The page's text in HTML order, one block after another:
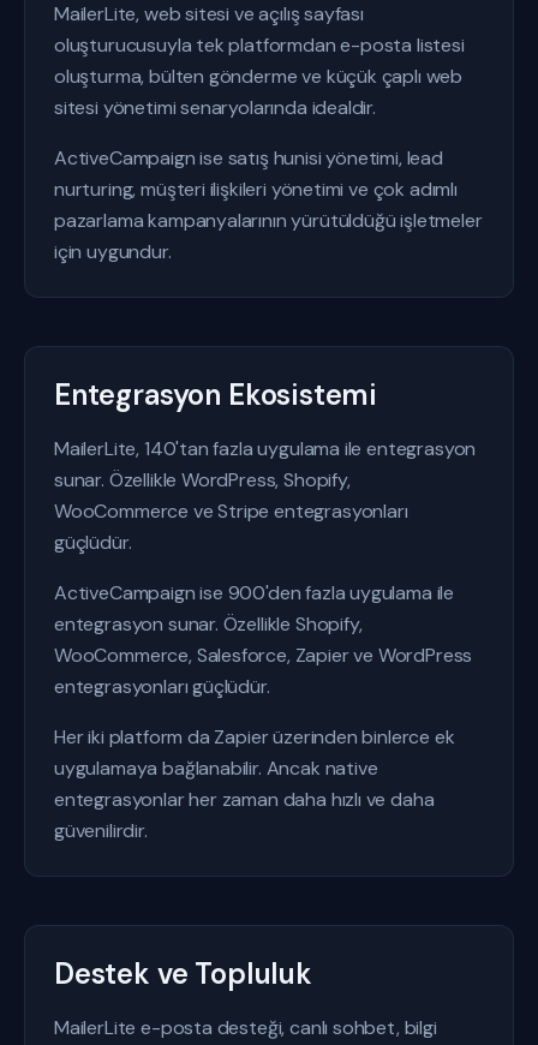
MailerLite, web sitesi ve açılış sayfası
oluşturucusuyla tek platformdan e-posta listesi
oluşturma, bülten gönderme ve küçük çaplı web
sitesi yönetimi senaryolarında idealdir.
ActiveCampaign ise satış hunisi yönetimi, lead
nurturing, müşteri ilişkileri yönetimi ve çok adımlı
pazarlama kampanyalarının yürütüldüğü işletmeler
için uygundur.
Entegrasyon Ekosistemi
MailerLite, 140'tan fazla uygulama ile entegrasyon
sunar. Özellikle WordPress, Shopify,
WooCommerce ve Stripe entegrasyonları
güçlüdür.
ActiveCampaign ise 900'den fazla uygulama ile
entegrasyon sunar. Özellikle Shopify,
WooCommerce, Salesforce, Zapier ve WordPress
entegrasyonları güçlüdür.
Her iki platform da Zapier üzerinden binlerce ek
uygulamaya bağlanabilir. Ancak native
entegrasyonlar her zaman daha hızlı ve daha
güvenilirdir.
Destek ve Topluluk
MailerLite e-posta desteği, canlı sohbet, bilgi